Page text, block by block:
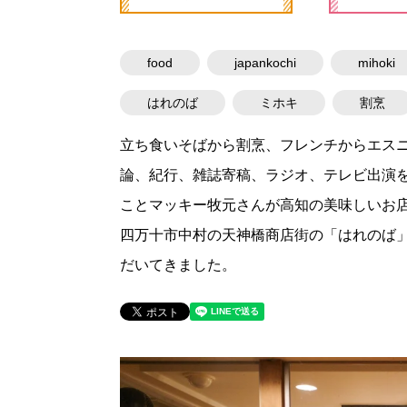
food japankochi mihoki
はれのば ミホキ 割烹
立ち食いそばから割烹、フレンチからエス
論、紀行、雑誌寄稿、ラジオ、テレビ出演
ことマッキー牧元さんが高知の美味しいお
四万十市中村の天神橋商店街の「はれのば
だいてきました。